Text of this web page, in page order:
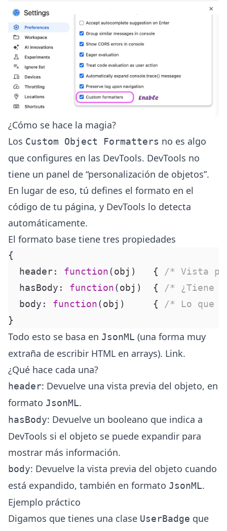
¿Cómo se hace la magia?
Los Custom Object Formatters no es algo
que configures en las DevTools. DevTools no
tiene un panel de “personalización de objetos”.
En lugar de eso, tú defines el formato en el
código de tu página, y DevTools lo detecta
automáticamente.
El formato base tiene tres propiedades
{
  header
: function(obj )
   {
/* Vista
  hasBody
: function(obj )
  {
/* ¿Tiene
  body
: function(obj )
     {
/* Lo que
}
Todo esto se basa en JsonML (una forma muy
extraña de escribir HTML en arrays). Link.
¿Qué hace cada una?
header: Devuelve una vista previa del objeto, en
formato JsonML.
hasBody: Devuelve un booleano que indica a
DevTools si el objeto se puede expandir para
mostrar más información.
body: Devuelve la vista previa del objeto cuando
está expandido, también en formato JsonML.
Ejemplo práctico
Digamos que tienes una clase UserBadge que